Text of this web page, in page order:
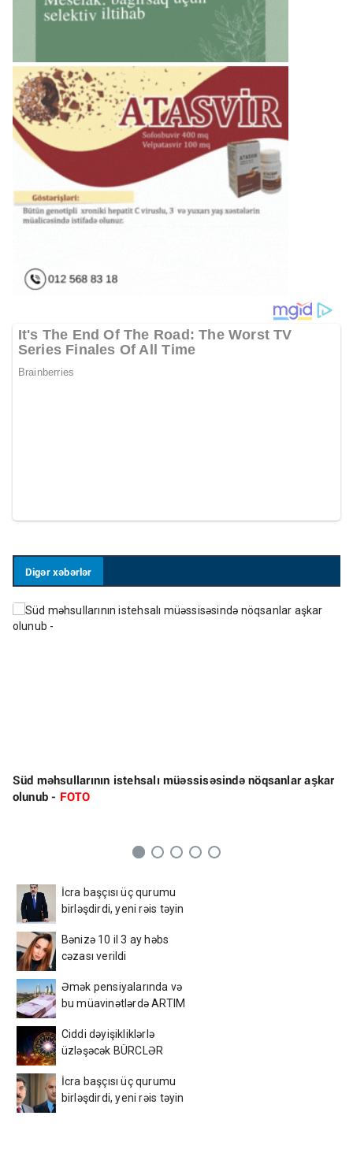
Digər xəbərlər
Süd məhsullarının istehsalı müəssisəsində nöqsanlar aşkar
olunub - FOTO
İcra başçısı üç qurumu
birləşdirdi, yeni rəis təyin
Bənizə 10 il 3 ay həbs
cəzası verildi
Əmək pensiyalarında və
bu müavinətlərdə ARTIM
AÇIQLADI
Ciddi dəyişikliklərlə
üzləşəcək BÜRCLƏR
İcra başçısı üç qurumu
birləşdirdi, yeni rəis təyin